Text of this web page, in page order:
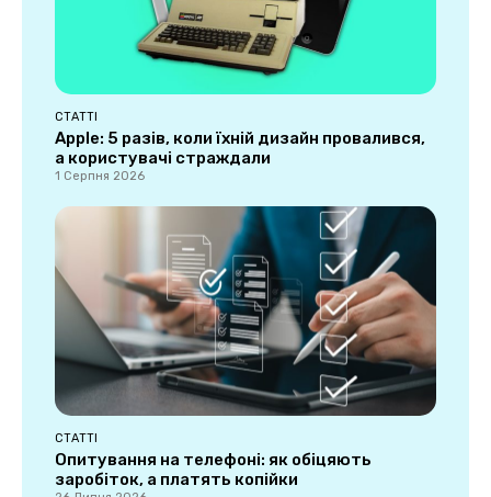
СТАТТІ
Apple: 5 разів, коли їхній дизайн провалився,
а користувачі страждали
1 Серпня 2026
СТАТТІ
Опитування на телефоні: як обіцяють
заробіток, а платять копійки